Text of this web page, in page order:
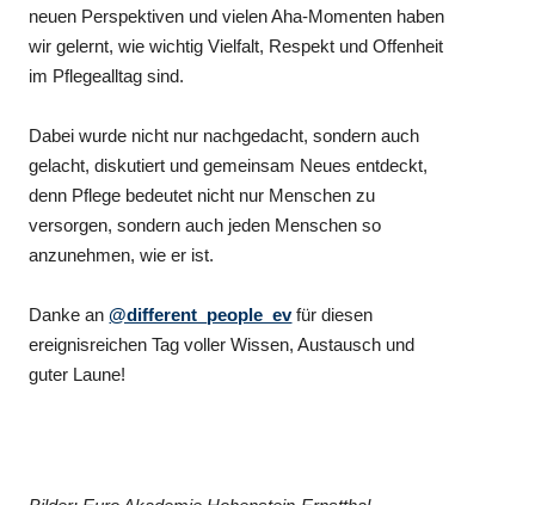
neuen Perspektiven und vielen Aha-Momenten haben
wir gelernt, wie wichtig Vielfalt, Respekt und Offenheit
im Pflegealltag sind.
Dabei wurde nicht nur nachgedacht, sondern auch
gelacht, diskutiert und gemeinsam Neues entdeckt,
denn Pflege bedeutet nicht nur Menschen zu
versorgen, sondern auch jeden Menschen so
anzunehmen, wie er ist.
Danke an@different_people_evfür diesen
ereignisreichen Tag voller Wissen, Austausch und
guter Laune!